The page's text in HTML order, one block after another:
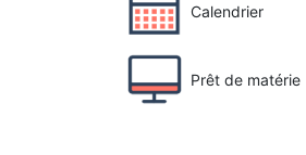
Calendrier
Prêt de matérie